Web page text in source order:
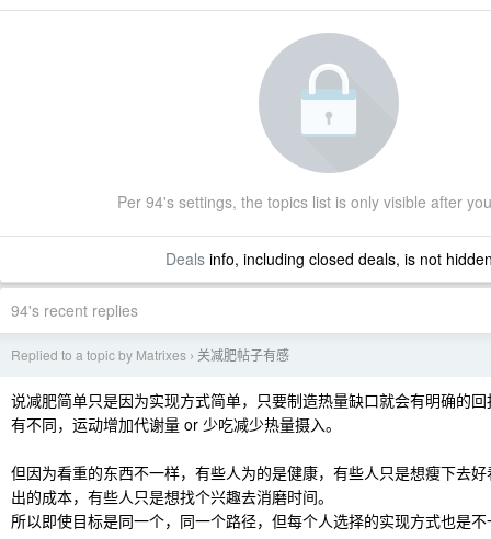
Per 94's settings, the topics list is only visible after
Dealsinfo, including closed deals, is not
94's recent replies
Replied to a topic by Matrixes › 关减肥帖子有感
说减肥简单只是因为实现方式简单，只要制造热量缺口就会有明确的
有不同，运动增加代谢量 or 少吃减少热量摄入。
但因为看重的东西不一样，有些人为的是健康，有些人只是想瘦下去
出的成本，有些人只是想找个兴趣去消磨时间。
所以即使目标是同一个，同一个路径，但每个人选择的实现方式也是